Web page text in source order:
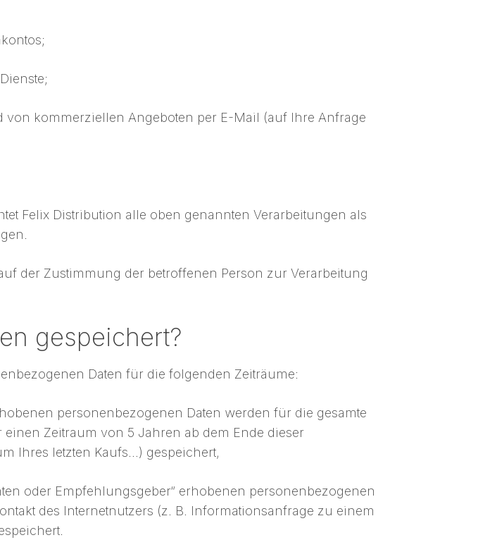
von kommerziellen Angeboten per E-Mail (auf Ihre Anfrage
Felix Distribution alle oben genannten Verarbeitungen als
der Zustimmung der betroffenen Person zur Verarbeitung
gespeichert?
Daten für die folgenden Zeiträume:
personenbezogenen Daten werden für die gesamte
Zeitraum von 5 Jahren ab dem Ende dieser
Ihres letzten Kaufs…) gespeichert,
oder Empfehlungsgeber“ erhobenen personenbezogenen
des Internetnutzers (z. B. Informationsanfrage zu einem